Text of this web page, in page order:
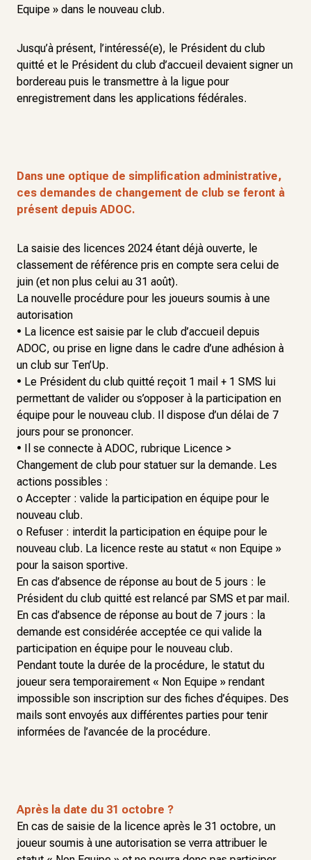
Equipe » dans le nouveau club.
Jusqu’à présent, l’intéressé(e), le Président du club
quitté et le Président du club d’accueil devaient signer un
bordereau puis le transmettre à la ligue pour
enregistrement dans les applications fédérales.
Dans une optique de simplification administrative,
ces demandes de changement de club se feront à
présent depuis ADOC.
La saisie des licences 2024 étant déjà ouverte, le
classement de référence pris en compte sera celui de
juin (et non plus celui au 31 août).
La nouvelle procédure pour les joueurs soumis à une
autorisation
• La licence est saisie par le club d’accueil depuis
ADOC, ou prise en ligne dans le cadre d’une adhésion à
un club sur Ten’Up.
• Le Président du club quitté reçoit 1 mail + 1 SMS lui
permettant de valider ou s’opposer à la participation en
équipe pour le nouveau club. Il dispose d’un délai de 7
jours pour se prononcer.
• Il se connecte à ADOC, rubrique Licence >
Changement de club pour statuer sur la demande. Les
actions possibles :
o Accepter : valide la participation en équipe pour le
nouveau club.
o Refuser : interdit la participation en équipe pour le
nouveau club. La licence reste au statut « non Equipe »
pour la saison sportive.
En cas d’absence de réponse au bout de 5 jours : le
Président du club quitté est relancé par SMS et par mail.
En cas d’absence de réponse au bout de 7 jours : la
demande est considérée acceptée ce qui valide la
participation en équipe pour le nouveau club.
Pendant toute la durée de la procédure, le statut du
joueur sera temporairement « Non Equipe » rendant
impossible son inscription sur des fiches d’équipes. Des
mails sont envoyés aux différentes parties pour tenir
informées de l’avancée de la procédure.
Après la date du 31 octobre ?
En cas de saisie de la licence après le 31 octobre, un
joueur soumis à une autorisation se verra attribuer le